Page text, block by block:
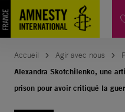
Aller
au
contenu
Accueil Agir avec nous
Alexandra Skotchilenko, une
prison pour avoir critiqué la